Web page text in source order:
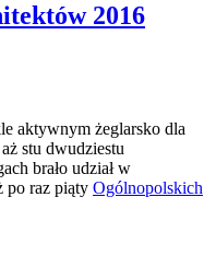
2016
aktywnym żeglarsko dla
stu dwudziestu
brało udział w
po raz piąty Ogólnopolskich